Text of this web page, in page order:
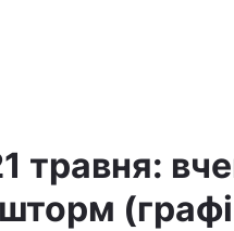
травня: